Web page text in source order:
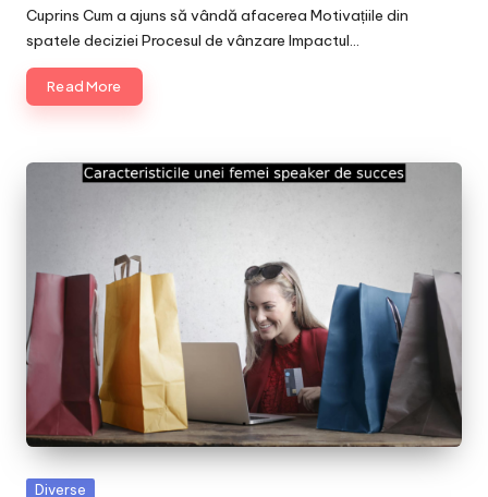
by
Cuprins Cum a ajuns să vândă afacerea Motivațiile din
spatele deciziei Procesul de vânzare Impactul…
Read More
Posted
Diverse